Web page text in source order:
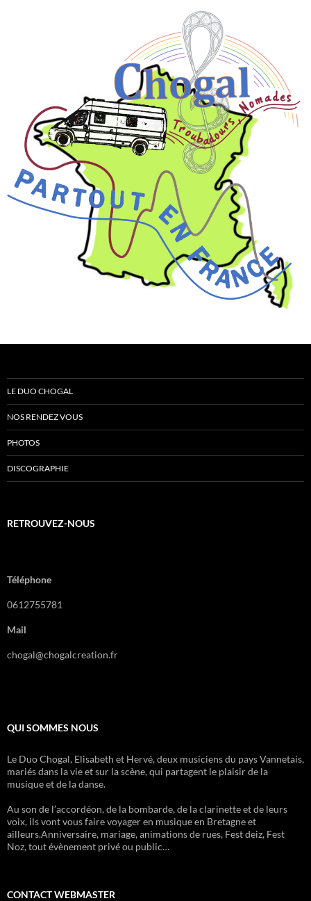
LE DUO CHOGAL
NOS RENDEZ VOUS
PHOTOS
DISCOGRAPHIE
RETROUVEZ-NOUS
Téléphone
0612755781
Mail
chogal@chogalcreation.fr
QUI SOMMES NOUS
Le Duo Chogal, Elisabeth et Hervé, deux musiciens du pays Vannetais,
mariés dans la vie et sur la scène, qui partagent le plaisir de la
musique et de la danse.
Au son de l’accordéon, de la bombarde, de la clarinette et de leurs
voix, ils vont vous faire voyager en musique en Bretagne et
ailleurs.Anniversaire, mariage, animations de rues, Fest deiz, Fest
Noz, tout évènement privé ou public…
CONTACT WEBMASTER